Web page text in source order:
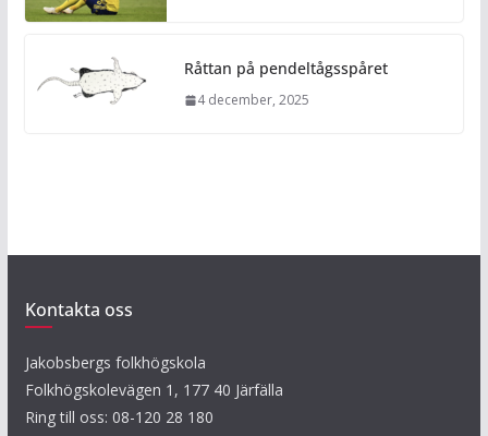
Råttan på pendeltågsspåret
4 december, 2025
Kontakta oss
Jakobsbergs folkhögskola
Folkhögskolevägen 1, 177 40 Järfälla
Ring till oss: 08-120 28 180